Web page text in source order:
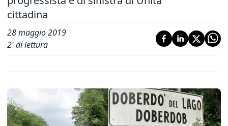
cittadina
28 maggio 2019
2' di lettura